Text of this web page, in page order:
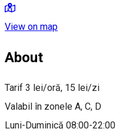
View on map
About
Tarif 3 lei/oră, 15 lei/zi
Valabil în zonele A, C, D
Luni-Duminică 08:00-22:00